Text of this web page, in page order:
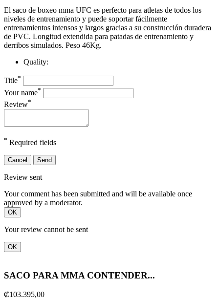
El saco de boxeo mma UFC es perfecto para atletas de todos los
niveles de entrenamiento y puede soportar fácilmente
entrenamientos intensos y largos gracias a su construcción duradera
de PVC. Longitud extendida para patadas de entrenamiento y
derribos simulados. Peso 46Kg.
Quality:
Title*
Your name*
Review*
* Required fields
Cancel Send
Review sent
Your comment has been submitted and will be available once
approved by a moderator.
OK
Your review cannot be sent
OK
SACO PARA MMA CONTENDER...
₡103.395,00